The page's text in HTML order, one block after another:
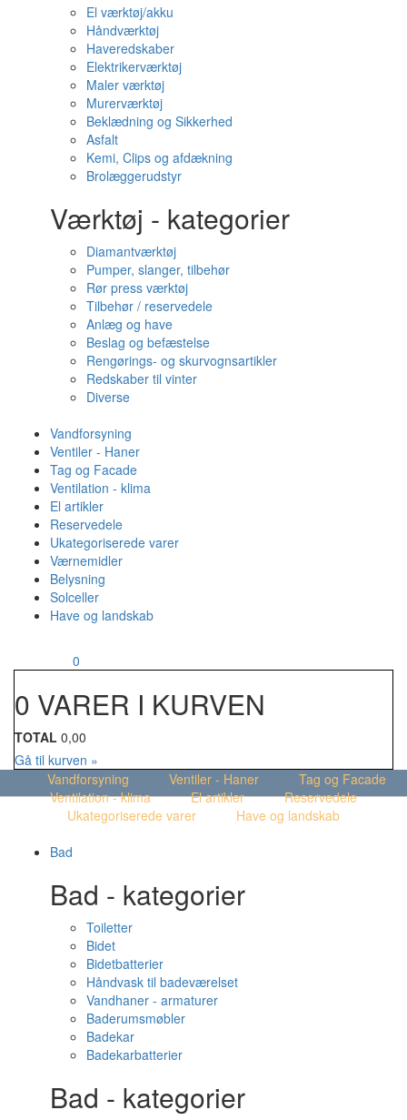
El værktøj/akku
Håndværktøj
Haveredskaber
Elektrikerværktøj
Maler værktøj
Murerværktøj
Beklædning og Sikkerhed
Asfalt
Kemi, Clips og afdækning
Brolæggerudstyr
Værktøj - kategorier
Diamantværktøj
Pumper, slanger, tilbehør
Rør press værktøj
Tilbehør / reservedele
Anlæg og have
Beslag og befæstelse
Rengørings- og skurvognsartikler
Redskaber til vinter
Diverse
Vandforsyning
Ventiler - Haner
Tag og Facade
Ventilation - klima
El artikler
Reservedele
Ukategoriserede varer
Værnemidler
Belysning
Solceller
Have og landskab
0
0 VARER I KURVEN
TOTAL 0,00
Gå til kurven »
Vandforsyning
Ventiler - Haner
Tag og Facade
Ventilation - klima
El artikler
Reservedele
Ukategoriserede varer
Have og landskab
Bad
Bad - kategorier
Toiletter
Bidet
Bidetbatterier
Håndvask til badeværelset
Vandhaner - armaturer
Baderumsmøbler
Badekar
Badekarbatterier
Bad - kategorier